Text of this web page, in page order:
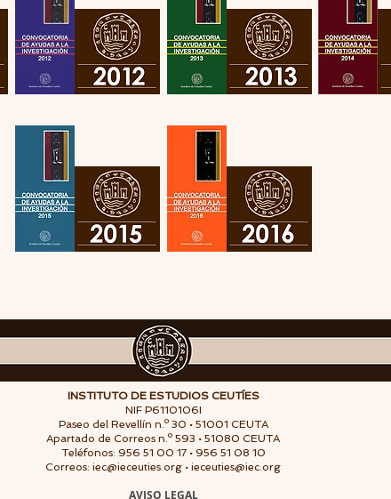
INSTITUTO DE ESTUDIOS CEUTÍES
NIF P6110106I
Paseo del Revellín n.º 30 • 51001 CEUTA
Apartado de Correos n.º 593 • 51080 CEUTA
Teléfonos: 956 51 00 17 • 956 51 08 10
Correos: iec@ieceuties.org • ieceuties@iec.org
AVISO LEGAL